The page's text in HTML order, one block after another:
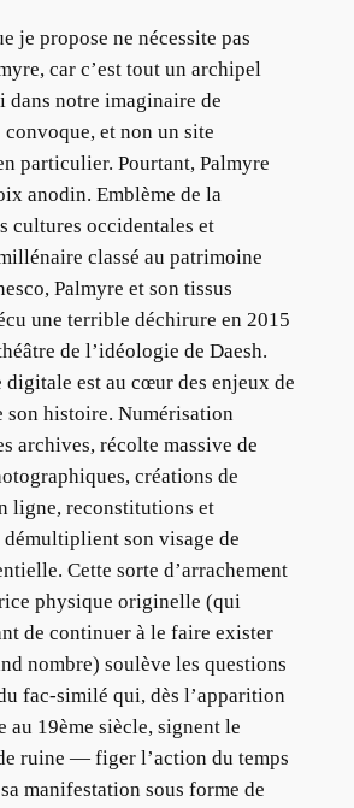
je propose ne nécessite pas
car c’est tout un archipel
dans notre imaginaire de
et non un site
particulier. Pourtant, Palmyre
anodin. Emblème de la
cultures occidentales et
classé au patrimoine
Palmyre et son tissus
une terrible déchirure en 2015
de l’idéologie de Daesh.
digitale est au cœur des enjeux de
son histoire. Numérisation
archives, récolte massive de
créations de
ligne, reconstitutions et
son visage de
Cette sorte d’arrachement
physique originelle (qui
de continuer à le faire exister
nombre) soulève les questions
fac-similé qui, dès l’apparition
au 19ème siècle, signent le
ruine — figer l’action du temps
manifestation sous forme de